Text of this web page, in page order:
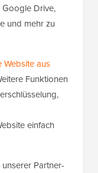
Drive,
und mehr zu
Website aus
Funktionen
einfach
Partner-